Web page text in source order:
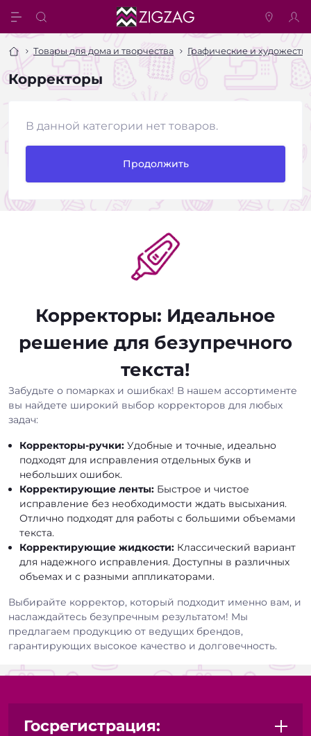
Товары для дома и творчества Графические и
Корректоры
В данной категории нет товаров.
Продолжить
Корректоры: Идеальное
решение для безупречного
текста!
Забудьте о помарках и ошибках! В нашем ассортименте
вы найдете широкий выбор корректоров для любых
задач:
Корректоры-ручки: Удобные и точные, идеально
подходят для исправления отдельных букв и
небольших ошибок.
Корректирующие ленты: Быстрое и чистое
исправление без необходимости ждать высыхания.
Отлично подходят для работы с большими объемами
текста.
Корректирующие жидкости: Классический вариант
для надежного исправления. Доступны в различных
объемах и с разными аппликаторами.
Выбирайте корректор, который подходит именно вам, и
наслаждайтесь безупречным результатом! Мы
предлагаем продукцию от ведущих брендов,
гарантирующих высокое качество и долговечность.
Госрегистрация: